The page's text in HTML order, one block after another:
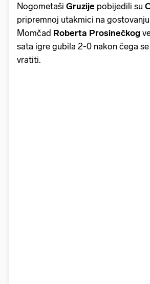
Nogometaši Gruzije pobijedili su
pripremnoj utakmici na
Momčad Roberta Prosinečkog
sata igre gubila 2-0 nakon čega
vratiti.